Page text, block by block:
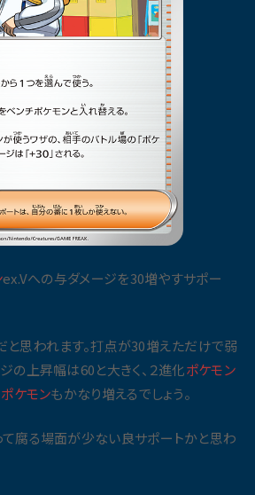
ex.Vへの与ダメージを30増やすサポー
思われます。打点が30増えただけで弱
の上昇幅は60と大きく、２進化ポケモン
ポケモンもかなり増えるでしょう。
て腐る場面が少ない良サポートかと思わ